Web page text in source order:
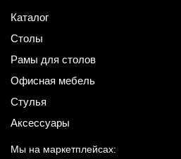
Каталог
Столы
Рамы для столов
Офисная мебель
Стулья
Аксессуары
Мы на маркетплейсах: